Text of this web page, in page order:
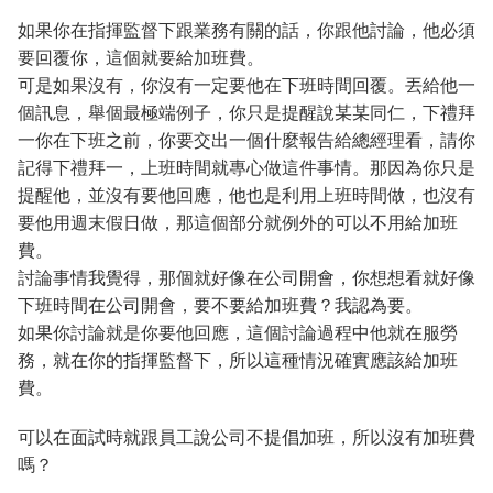
如果你在指揮監督下跟業務有關的話，你跟他討論，他必須
要回覆你，這個就要給加班費。
可是如果沒有，你沒有一定要他在下班時間回覆。丟給他一
個訊息，舉個最極端例子，你只是提醒說某某同仁，下禮拜
一你在下班之前，你要交出一個什麼報告給總經理看，請你
記得下禮拜一，上班時間就專心做這件事情。那因為你只是
提醒他，並沒有要他回應，他也是利用上班時間做，也沒有
要他用週末假日做，那這個部分就例外的可以不用給加班
費。
討論事情我覺得，那個就好像在公司開會，你想想看就好像
下班時間在公司開會，要不要給加班費？我認為要。
如果你討論就是你要他回應，這個討論過程中他就在服勞
務，就在你的指揮監督下，所以這種情況確實應該給加班
費。
可以在面試時就跟員工說公司不提倡加班，所以沒有加班費
嗎？